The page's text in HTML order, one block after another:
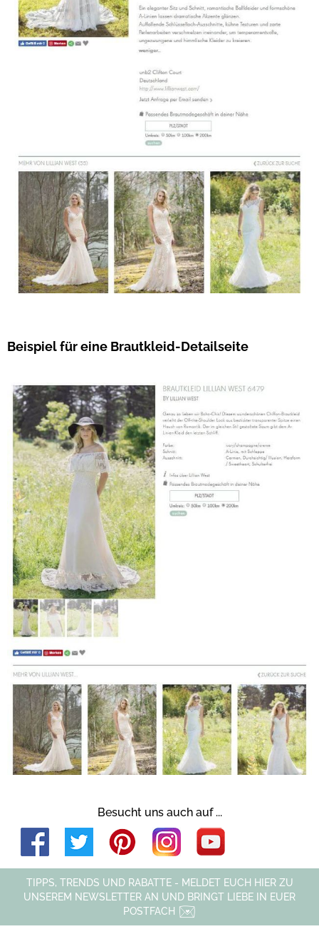
Beispiel für eine Brautkleid-Detailseite
Besucht uns auch auf ...
TIPPS, TRENDS UND RABATTE - MELDET EUCH HIER ZU
UNSEREM NEWSLETTER AN UND BRINGT LIEBE IN EUER
POSTFACH